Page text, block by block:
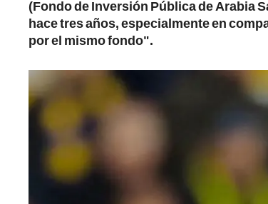
(Fondo de Inversión Pública de Arabia
hace tres años, especialmente en
por el mismo fondo".